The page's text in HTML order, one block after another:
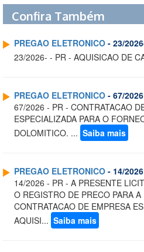
Confira Também
PREGAO ELETRONICO - 23/
23/2026- - PR - AQUISICAO DE
PREGAO ELETRONICO - 67/
67/2026 - PR - CONTRATACAO
ESPECIALIZADA PARA O
DOLOMITICO. ... Saiba mais
PREGAO ELETRONICO - 14/
14/2026 - PR - A PRESENTE
O REGISTRO DE PRECO PARA
CONTRATACAO DE EMPRESA
AQUISI... Saiba mais